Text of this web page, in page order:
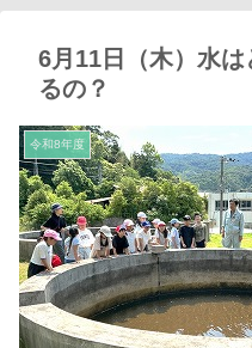
6月11日（木）水
るの？
令和8年度